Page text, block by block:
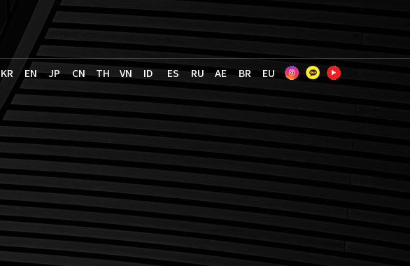
KR EN JP CN TH VN ID ES RU AE BR EU